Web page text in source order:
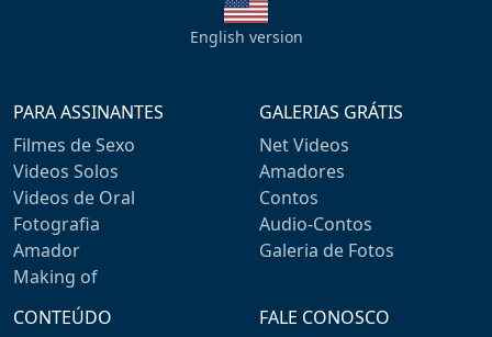
English version
PARA ASSINANTES
Filmes de Sexo
Videos Solos
Videos de Oral
Fotografia
Amador
Making of
GALERIAS GRÁTIS
Net Videos
Amadores
Contos
Audio-Contos
Galeria de Fotos
CONTEÚDO
FALE CONOSCO